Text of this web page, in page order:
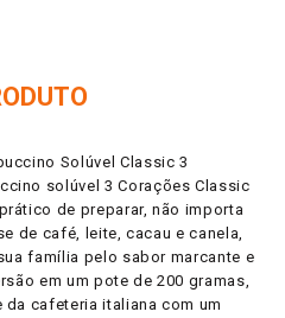
Solúvel Classic 3
solúvel 3 Corações Classic
de preparar, não importa
de café, leite, cacau e canela,
família pelo sabor marcante e
em um pote de 200 gramas,
da cafeteria italiana com um